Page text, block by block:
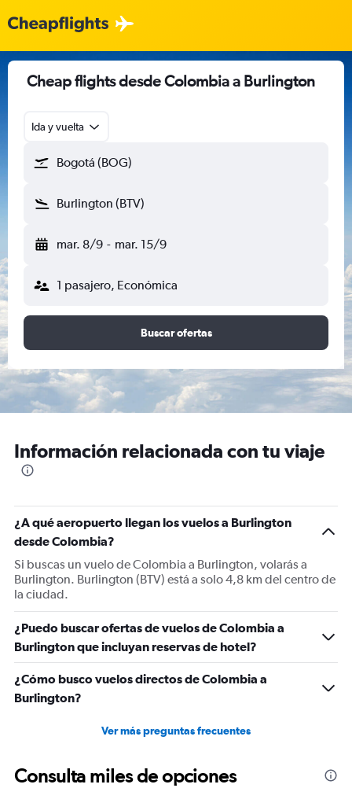
Cheap flights desde Colombia a Burlington
Ida y vuelta
Bogotá (BOG)
Burlington (BTV)
mar. 8/9 - mar. 15/9
1 pasajero, Económica
Buscar ofertas
Información relacionada con tu viaje
¿A qué aeropuerto llegan los vuelos a Burlington
desde Colombia?
Si buscas un vuelo de Colombia a Burlington, volarás a
Burlington. Burlington (BTV) está a solo 4,8 km del centro de
la ciudad.
¿Puedo buscar ofertas de vuelos de Colombia a
Burlington que incluyan reservas de hotel?
¿Cómo busco vuelos directos de Colombia a
Burlington?
Ver más preguntas frecuentes
Consulta miles de opciones